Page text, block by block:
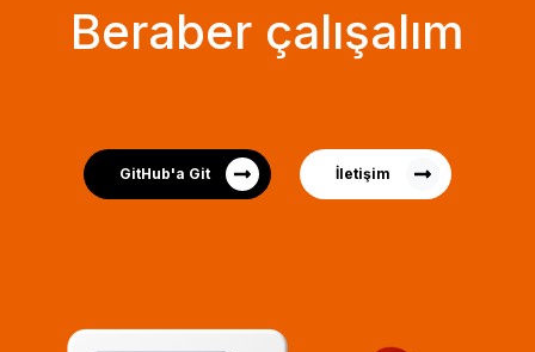
Beraber çalışalım
GitHub'a Git İletişim